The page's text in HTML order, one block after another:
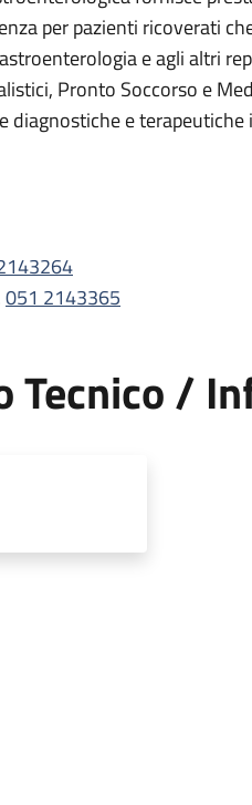
per pazienti ricoverati
e agli altri
Pronto Soccorso e
diagnostiche e
051 2143365
Tecnico /